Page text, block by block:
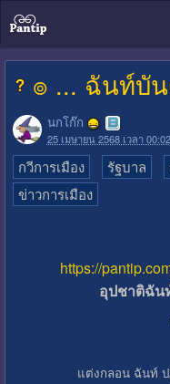
๏ ... ฉันท์บั
นกโก๊ก
25 เมษายน 2568 เวลา
กวีการเมือง รัฐบาล
ข่าวการเมือง
https://
อุปชาติฉัน
แต่งกลอน ฉันท์